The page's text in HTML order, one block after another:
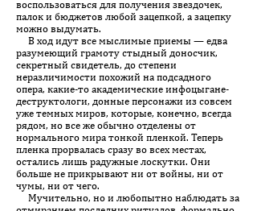
воспользоваться для получения звездочек,
палок и бюджетов любой зацепкой, а зацепку
можно выдумать.
В ход идут все мыслимые приемы — едва
разумеющий грамоту стыдный доносчик,
секретный свидетель, до степени
неразличимости похожий на подсадного
опера, какие-то академические инфоцыгане-
деструктологи, донные персонажи из совсем
уже темных миров, которые, конечно, всегда
рядом, но все же обычно отделены от
нормального мира тонкой пленкой. Теперь
пленка прорвалась сразу во всех местах,
остались лишь радужные лоскутки. Они
больше не прикрывают ни от войны, ни от
чумы, ни от чего.
Мучительно, но и любопытно наблюдать за